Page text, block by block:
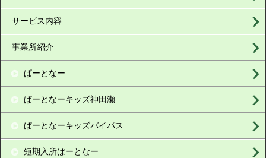
サービス内容
事業所紹介
ぱーとなー
ぱーとなーキッズ神田瀬
ぱーとなーキッズバイパス
短期入所ぱーとなー